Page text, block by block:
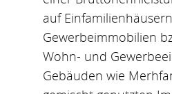
auf
Gewerbeimmobilien
Wohn- und
Gebäuden wie